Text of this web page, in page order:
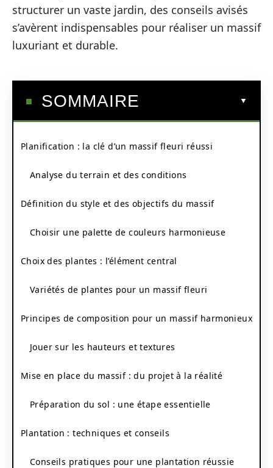
structurer un vaste jardin, des conseils avisés
s’avèrent indispensables pour réaliser un massif
luxuriant et durable.
SOMMAIRE
Planification : la clé d’un massif fleuri réussi
Analyse du terrain et des conditions
Définition du style et des objectifs du massif
Choisir une palette de couleurs harmonieuse
Choix des plantes : l’élément central
Variétés de plantes pour un massif fleuri
Principes de composition pour un massif harmonieux
Jouer sur les hauteurs et textures
Mise en place du massif : du projet à la réalité
Préparation du sol : une étape essentielle
Plantation : techniques et conseils
Conseils pratiques pour une plantation réussie